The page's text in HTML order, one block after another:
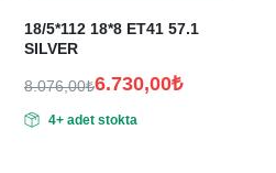
18/5*112 18*8 ET41 57.1
SILVER
8.076,00₺
fiyat:
6.730,00₺
andaki
4+ adet stokta